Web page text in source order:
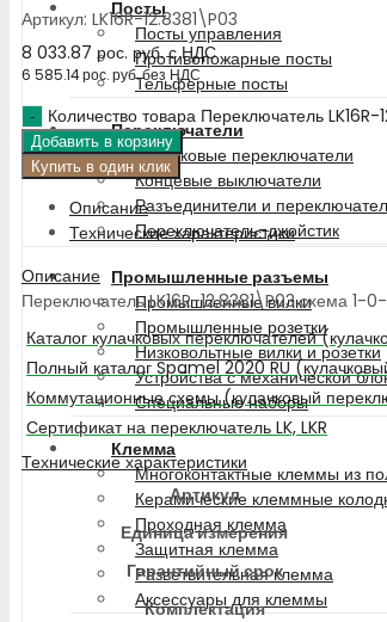
Посты
Посты управления
Противопожарные посты
Тельферные посты
Переключатели
Кулачковые переключатели
Концевые выключатели
Разъединители и
Переключатель-джойстик
Промышленные разъемы
Промышленные вилки
Промышленные розетки
Низковольтные вилки и розетки
Устройства с механической
Специальные наборы
Клемма
Многоконтактные клеммы из
Керамические клеммные
Проходная клемма
Защитная клемма
Разветвительная клемма
Аксессуары для клеммы
Артикул: LK16R-12.8381\P03
8 033.87 рос. руб.с НДС
6 585.14рос. руб.без НДС
Количество товара Переключатель
Добавить в корзину
Купить в один клик
Описание
Технические характеристики
Описание
Переключатель LK16R-12.8381\P03 схема 1-
Каталог кулачковых переключателей
Полный каталог Spamel 2020 RU
Коммутационные схемы (кулачковый
Сертификат на переключатель LK, LKR
Технические характеристики
Артикул
Единица измерения
Гарантийный срок
Комплектация